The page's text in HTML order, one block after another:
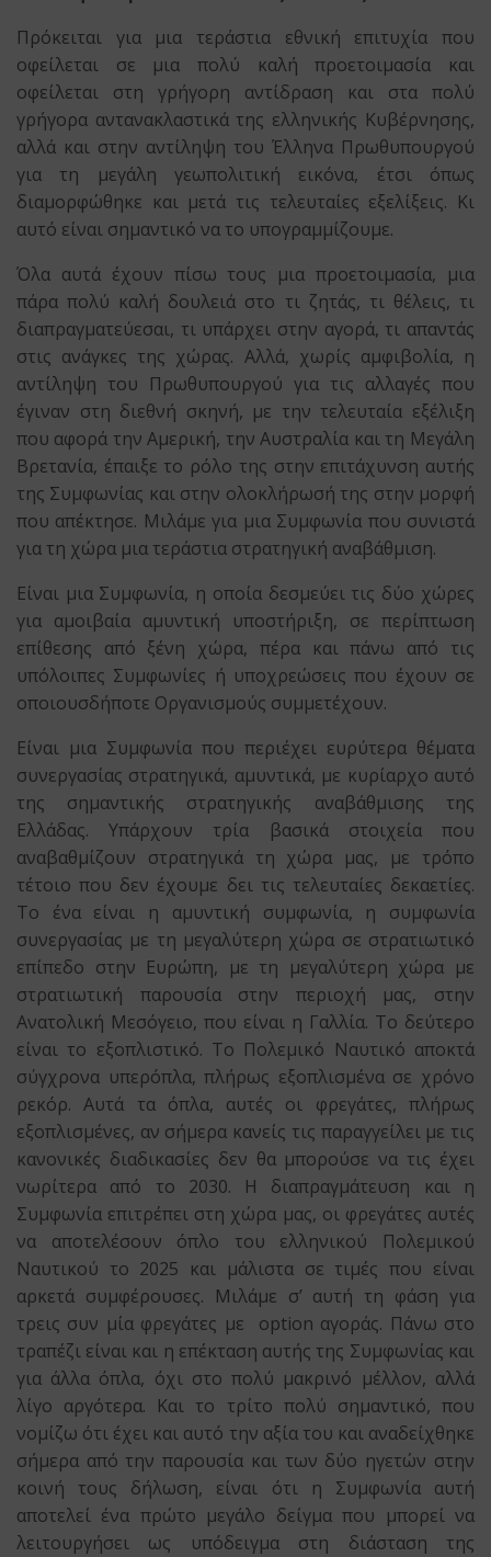
Πρόκειται για μια τεράστια εθνική επιτυχία που
οφείλεται σε μια πολύ καλή προετοιμασία και
οφείλεται στη γρήγορη αντίδραση και στα πολύ
γρήγορα αντανακλαστικά της ελληνικής Κυβέρνησης,
αλλά και στην αντίληψη του Έλληνα Πρωθυπουργού
για τη μεγάλη γεωπολιτική εικόνα, έτσι όπως
διαμορφώθηκε και μετά τις τελευταίες εξελίξεις. Κι
αυτό είναι σημαντικό να το υπογραμμίζουμε.
Όλα αυτά έχουν πίσω τους μια προετοιμασία, μια
πάρα πολύ καλή δουλειά στο τι ζητάς, τι θέλεις, τι
διαπραγματεύεσαι, τι υπάρχει στην αγορά, τι απαντάς
στις ανάγκες της χώρας. Αλλά, χωρίς αμφιβολία, η
αντίληψη του Πρωθυπουργού για τις αλλαγές που
έγιναν στη διεθνή σκηνή, με την τελευταία εξέλιξη
που αφορά την Αμερική, την Αυστραλία και τη Μεγάλη
Βρετανία, έπαιξε το ρόλο της στην επιτάχυνση αυτής
της Συμφωνίας και στην ολοκλήρωσή της στην μορφή
που απέκτησε. Μιλάμε για μια Συμφωνία που συνιστά
για τη χώρα μια τεράστια στρατηγική αναβάθμιση.
Είναι μια Συμφωνία, η οποία δεσμεύει τις δύο χώρες
για αμοιβαία αμυντική υποστήριξη, σε περίπτωση
επίθεσης από ξένη χώρα, πέρα και πάνω από τις
υπόλοιπες Συμφωνίες ή υποχρεώσεις που έχουν σε
οποιουσδήποτε Οργανισμούς συμμετέχουν.
Είναι μια Συμφωνία που περιέχει ευρύτερα θέματα
συνεργασίας στρατηγικά, αμυντικά, με κυρίαρχο αυτό
της σημαντικής στρατηγικής αναβάθμισης της
Ελλάδας. Υπάρχουν τρία βασικά στοιχεία που
αναβαθμίζουν στρατηγικά τη χώρα μας, με τρόπο
τέτοιο που δεν έχουμε δει τις τελευταίες δεκαετίες.
Το ένα είναι η αμυντική συμφωνία, η συμφωνία
συνεργασίας με τη μεγαλύτερη χώρα σε στρατιωτικό
επίπεδο στην Ευρώπη, με τη μεγαλύτερη χώρα με
στρατιωτική παρουσία στην περιοχή μας, στην
Ανατολική Μεσόγειο, που είναι η Γαλλία. Το δεύτερο
είναι το εξοπλιστικό. Το Πολεμικό Ναυτικό αποκτά
σύγχρονα υπερόπλα, πλήρως εξοπλισμένα σε χρόνο
ρεκόρ. Αυτά τα όπλα, αυτές οι φρεγάτες, πλήρως
εξοπλισμένες, αν σήμερα κανείς τις παραγγείλει με τις
κανονικές διαδικασίες δεν θα μπορούσε να τις έχει
νωρίτερα από το 2030. Η διαπραγμάτευση και η
Συμφωνία επιτρέπει στη χώρα μας, οι φρεγάτες αυτές
να αποτελέσουν όπλο του ελληνικού Πολεμικού
Ναυτικού το 2025 και μάλιστα σε τιμές που είναι
αρκετά συμφέρουσες. Μιλάμε σ’ αυτή τη φάση για
τρεις συν μία φρεγάτες με option αγοράς. Πάνω στο
τραπέζι είναι και η επέκταση αυτής της Συμφωνίας και
για άλλα όπλα, όχι στο πολύ μακρινό μέλλον, αλλά
λίγο αργότερα. Και το τρίτο πολύ σημαντικό, που
νομίζω ότι έχει και αυτό την αξία του και αναδείχθηκε
σήμερα από την παρουσία και των δύο ηγετών στην
κοινή τους δήλωση, είναι ότι η Συμφωνία αυτή
αποτελεί ένα πρώτο μεγάλο δείγμα που μπορεί να
λειτουργήσει ως υπόδειγμα στη διάσταση της